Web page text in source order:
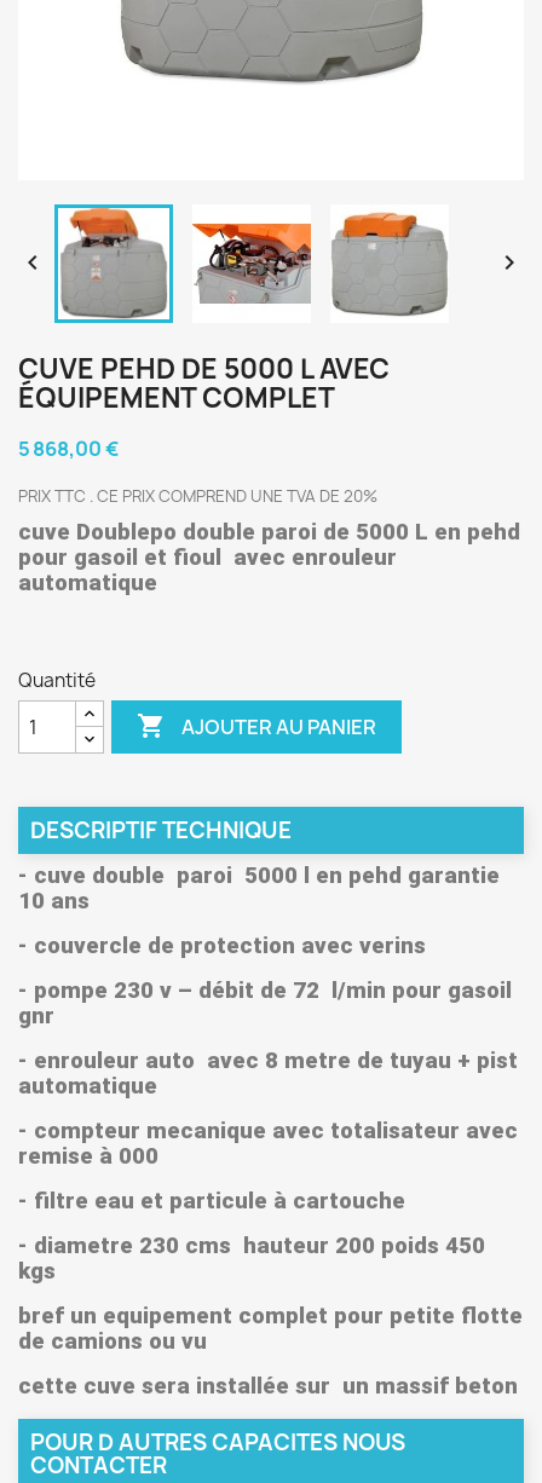
 
CUVE PEHD DE 5000 L AVEC
ÉQUIPEMENT COMPLET
5 868,00 €
PRIX TTC . CE PRIX COMPREND UNE TVA DE 20%
cuve Doublepo double paroi de 5000 L en pehd
pour gasoil et fioul avec enrouleur
automatique
Quantité
 AJOUTER AU PANIER
DESCRIPTIF TECHNIQUE
- cuve double paroi 5000 l en pehd garantie
10 ans
- couvercle de protection avec verins
- pompe 230 v – débit de 72 l/min pour gasoil
gnr
- enrouleur auto avec 8 metre de tuyau + pist
automatique
- compteur mecanique avec totalisateur avec
remise à 000
- filtre eau et particule à cartouche
- diametre 230 cms hauteur 200 poids 450
kgs
bref un equipement complet pour petite flotte
de camions ou vu
cette cuve sera installée sur un massif beton
POUR D AUTRES CAPACITES NOUS
CONTACTER